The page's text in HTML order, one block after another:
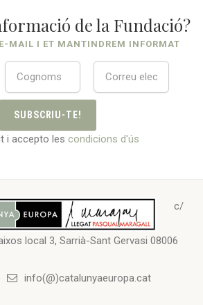
de la Fundació?
E-MAIL I ET MANTINDREM INFORMAT
SUBSCRIU-TE!
i accepto les condicions d'ús
c/
local 3, Sarrià-Sant Gervasi 08006
info(@)catalunyaeuropa.cat